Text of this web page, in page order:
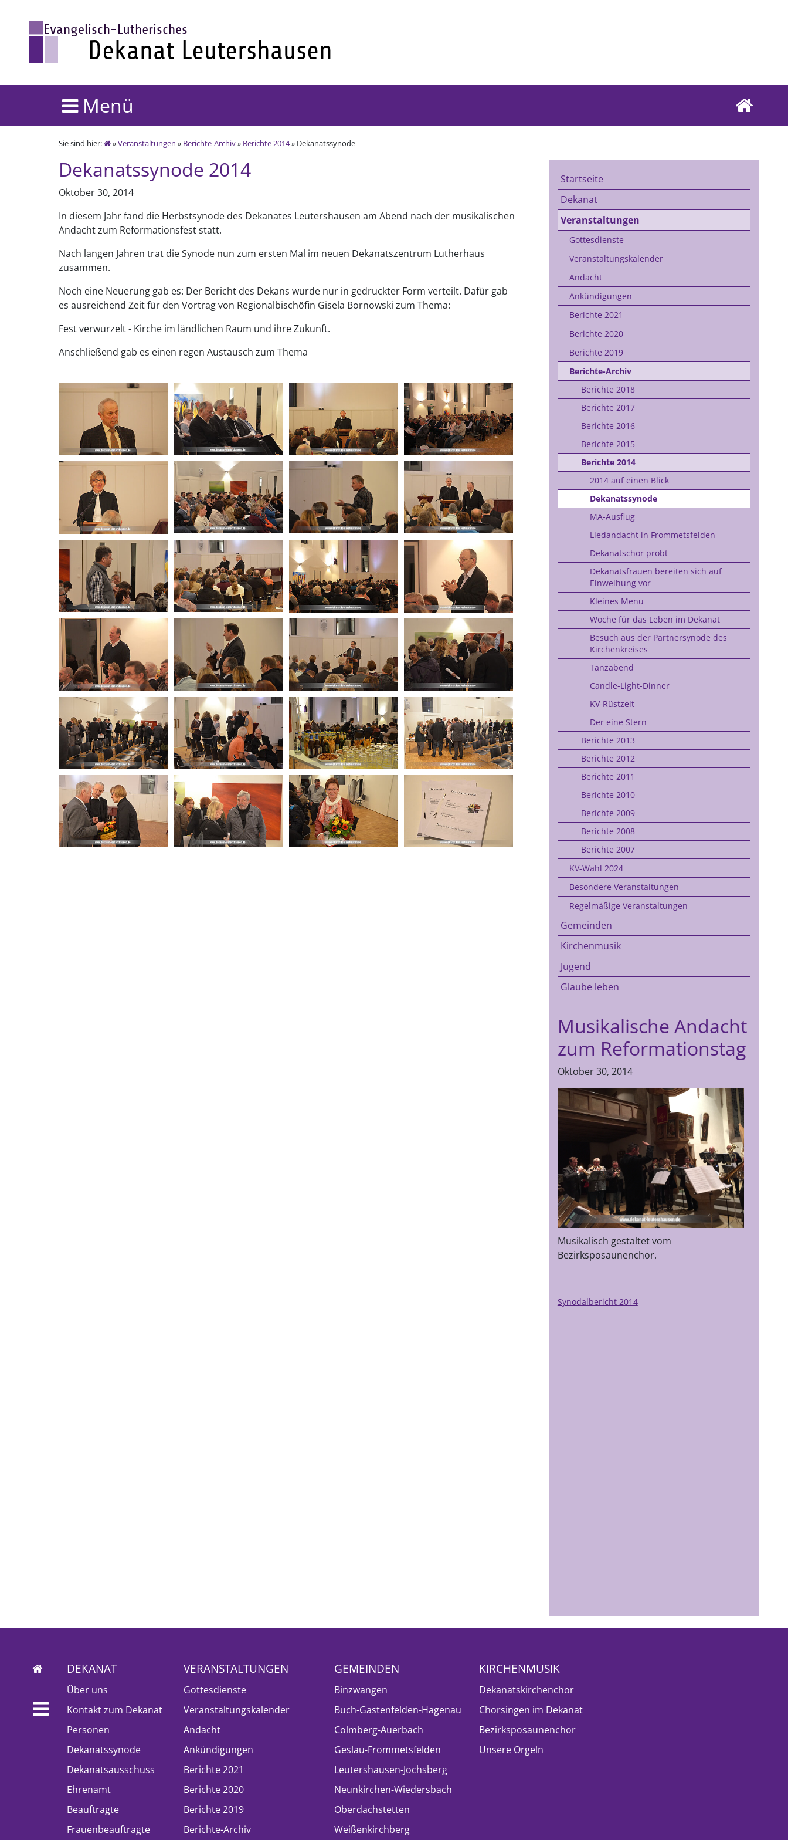
Menü
Sie sind hier: »Veranstaltungen » Berichte-Archiv» Berichte 2014» Dekanatssynode
Dekanatssynode 2014
Oktober 30, 2014
In diesem Jahr fand die Herbstsynode des Dekanates Leutershausen am Abend nach der musikalischen
Andacht zum Reformationsfest statt.
Nach langen Jahren trat die Synode nun zum ersten Mal im neuen Dekanatszentrum Lutherhaus
zusammen.
Noch eine Neuerung gab es: Der Bericht des Dekans wurde nur in gedruckter Form verteilt. Dafür gab
es ausreichend Zeit für den Vortrag von Regionalbischöfin Gisela Bornowski zum Thema:
Fest verwurzelt - Kirche im ländlichen Raum und ihre Zukunft.
Anschließend gab es einen regen Austausch zum Thema
Startseite
Dekanat
Veranstaltungen
Gottesdienste
Veranstaltungskalender
Andacht
Ankündigungen
Berichte 2021
Berichte 2020
Berichte 2019
Berichte-Archiv
Berichte 2018
Berichte 2017
Berichte 2016
Berichte 2015
Berichte 2014
2014 auf einen Blick
Dekanatssynode
MA-Ausflug
Liedandacht in Frommetsfelden
Dekanatschor probt
Dekanatsfrauen bereiten sich auf
Einweihung vor
Kleines Menu
Woche für das Leben im Dekanat
Besuch aus der Partnersynode des
Kirchenkreises
Tanzabend
Candle-Light-Dinner
KV-Rüstzeit
Der eine Stern
Berichte 2013
Berichte 2012
Berichte 2011
Berichte 2010
Berichte 2009
Berichte 2008
Berichte 2007
KV-Wahl 2024
Besondere Veranstaltungen
Regelmäßige Veranstaltungen
Gemeinden
Kirchenmusik
Jugend
Glaube leben
Musikalische Andacht
zum Reformationstag
Oktober 30, 2014
Musikalisch gestaltet vom
Bezirksposaunenchor.
Synodalbericht 2014
DEKANAT
Über uns
Kontakt zum Dekanat
Personen
Dekanatssynode
Dekanatsausschuss
Ehrenamt
Beauftragte
Frauenbeauftragte
VERANSTALTUNGEN
Gottesdienste
Veranstaltungskalender
Andacht
Ankündigungen
Berichte 2021
Berichte 2020
Berichte 2019
Berichte-Archiv
GEMEINDEN
Binzwangen
Buch-Gastenfelden-Hagenau
Colmberg-Auerbach
Geslau-Frommetsfelden
Leutershausen-Jochsberg
Neunkirchen-Wiedersbach
Oberdachstetten
Weißenkirchberg
KIRCHENMUSIK
Dekanatskirchenchor
Chorsingen im Dekanat
Bezirksposaunenchor
Unsere Orgeln